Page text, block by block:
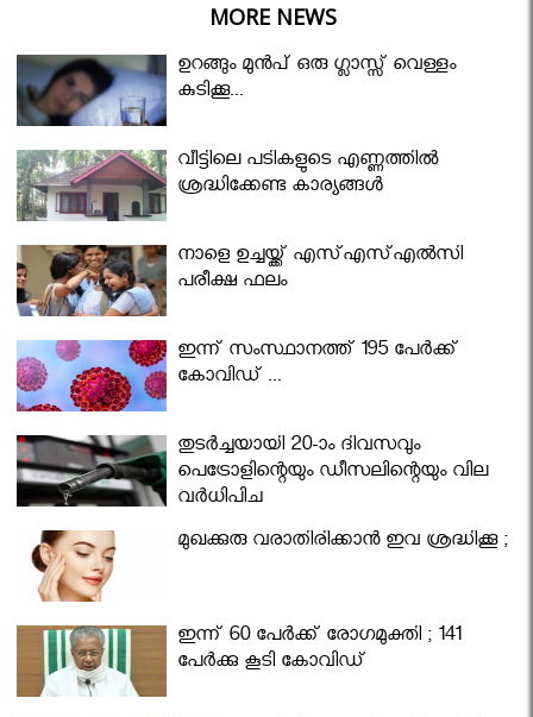
MORE NEWS
ഉറങ്ങും മുന്‍പ് ഒരു ഗ്ലാസ്സ് വെള്ളം
കുടിക്കൂ...
വീട്ടിലെ പടികളുടെ എണ്ണത്തിൽ
ശ്രദ്ധിക്കേണ്ട കാര്യങ്ങൾ
നാളെ ഉച്ചയ്ക്ക് എസ്എസ്എല്‍സി
പരീക്ഷ ഫലം
ഇന്ന് സംസ്ഥാനത്ത് 195 പേര്‍ക്ക്
കോവിഡ് ...
തുടർച്ചയായി 20-ാം ദിവസവും
പെട്രോളിന്റെയും ഡീസലിന്റെയും വില
വര്‍ധിപ്പിച്ചു
മുഖക്കുരു വരാതിരിക്കാന്‍ ഇവ ശ്രദ്ധിക്കൂ ;
ഇന്ന് 60 പേർക്ക് രോഗമുക്തി ; 141
പേര്‍ക്കു കൂടി കോവിഡ്